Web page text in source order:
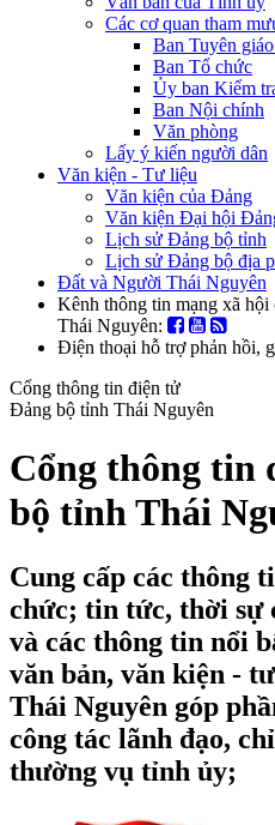
Các cơ quan tham
Ban Tuyên
Ban Tổ chức
Ủy ban Kiểm
Ban Nội chính
Văn phòng
Lấy ý kiến người dân
Văn kiện - Tư liệu
Văn kiện của Đảng
Văn kiện Đại hội
Lịch sử Đảng bộ tỉnh
Lịch sử Đảng bộ địa
Đất và Người Thái Nguyên
Kênh thông tin mạng xã
Thái Nguyên:
Điện thoại hỗ trợ phản hồi,
Cổng thông tin điện tử
Đảng bộ tỉnh Thái Nguyên
Cổng thông tin
bộ tỉnh Thái
Cung cấp các thông
chức; tin tức, thời
và các thông tin nổi
văn bản, văn kiện -
Thái Nguyên góp
công tác lãnh đạo,
thường vụ tỉnh ủy;